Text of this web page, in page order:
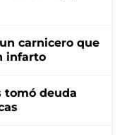
carnicero que
infarto
tomó deuda